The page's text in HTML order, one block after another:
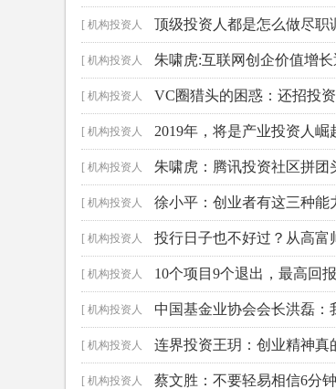
][ 机构投资人
]
顶级投资人都是怎么做尽职
[ 机构投资人
]
朱啸虎:互联网创企价值增
[ 机构投资人
]
VC圈猎头的困惑：还招投
[ 机构投资人
]
2019年，将是产业投资人崛
[ 机构投资人
]
朱啸虎：腾讯投资社区拼团
[ 机构投资人
]
徐小平：创业者有这三种能
[ 机构投资人
]
投行日子也不好过？从高富
[ 机构投资人
]
10个项目9个退出，最高回
[ 机构投资人
]
中国基金业协会会长洪磊：
[ 机构投资人
]
连界投资王玥：创业精神真
[ 机构投资人 蔡文胜：不要轻易相信6分